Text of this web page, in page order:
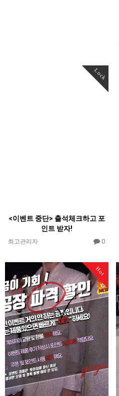
Lock
<이벤트 중단> 출석체크하고 포
인트 받자!
최고관리자 0
Hot